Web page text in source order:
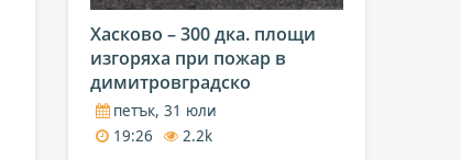
Хасково – 300 дка. площи
изгоряха при пожар в
димитровградско
петък, 31 юли
19:26
2.2k